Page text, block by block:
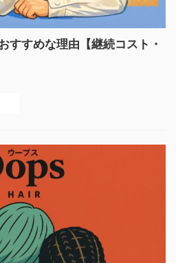
すすめな理由【継続コスト・